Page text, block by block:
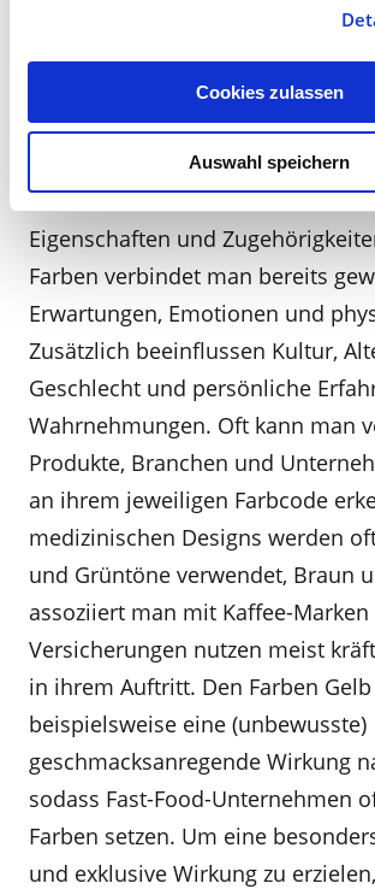
Cookies zulassen
Auswahl speichern
Nutzererlebnis
Nicht zu vergessen ist die Wirkung
Assoziation von Farben mit
Eigenschaften und
Farben verbindet man bereits
Erwartungen, Emotionen und
Zusätzlich beeinflussen Kultur,
Geschlecht und persönliche
Wahrnehmungen. Oft kann man
Produkte, Branchen und
an ihrem jeweiligen Farbcode
medizinischen Designs werden
und Grüntöne verwendet, Braun
assoziiert man mit Kaffee-Marken
Versicherungen nutzen meist
in ihrem Auftritt. Den Farben
beispielsweise eine (unbewusste)
geschmacksanregende Wirkung
sodass Fast-Food-Unternehmen
Farben setzen. Um eine
und exklusive Wirkung zu